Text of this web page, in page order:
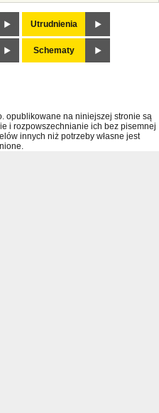
Utrudnienia
Schematy
opublikowane na niniejszej stronie są
i rozpowszechnianie ich bez pisemnej
innych niż potrzeby własne jest